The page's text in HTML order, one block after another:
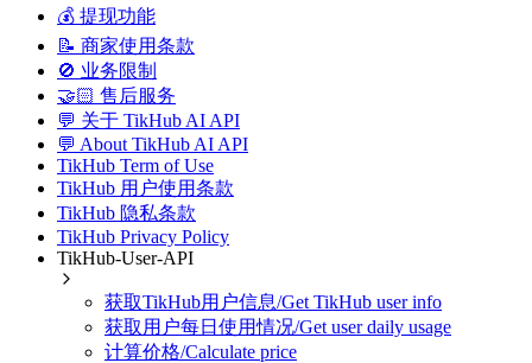
💰 提现功能
📝 商家使用条款
🚫 业务限制
🤝🏻 售后服务
💬 关于 TikHub AI API
💬 About TikHub AI API
TikHub Term of Use
TikHub 用户使用条款
TikHub 隐私条款
TikHub Privacy Policy
TikHub-User-API
获取TikHub用户信息/Get TikHub user info
获取用户每日使用情况/Get user daily usage
计算价格/Calculate price